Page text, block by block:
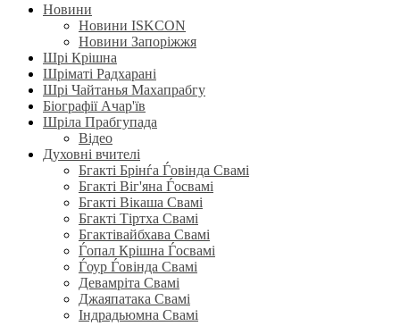
Новини
Новини ISKCON
Новини Запоріжжя
Шрі Крішна
Шріматі Радхарані
Шрі Чайтанья Махапрабгу
Біографії Ачар'їв
Шріла Прабгупада
Відео
Духовні вчителі
Бгакті Брінѓа Ѓовінда Свамі
Бгакті Віг'яна Ѓосвамі
Бгакті Вікаша Свамі
Бгакті Тіртха Свамі
Бгактівайбхава Свамі
Ѓопал Крішна Ѓосвамі
Ѓоур Ѓовінда Свамі
Девамріта Свамі
Джаяпатака Свамі
Індрадьюмна Свамі